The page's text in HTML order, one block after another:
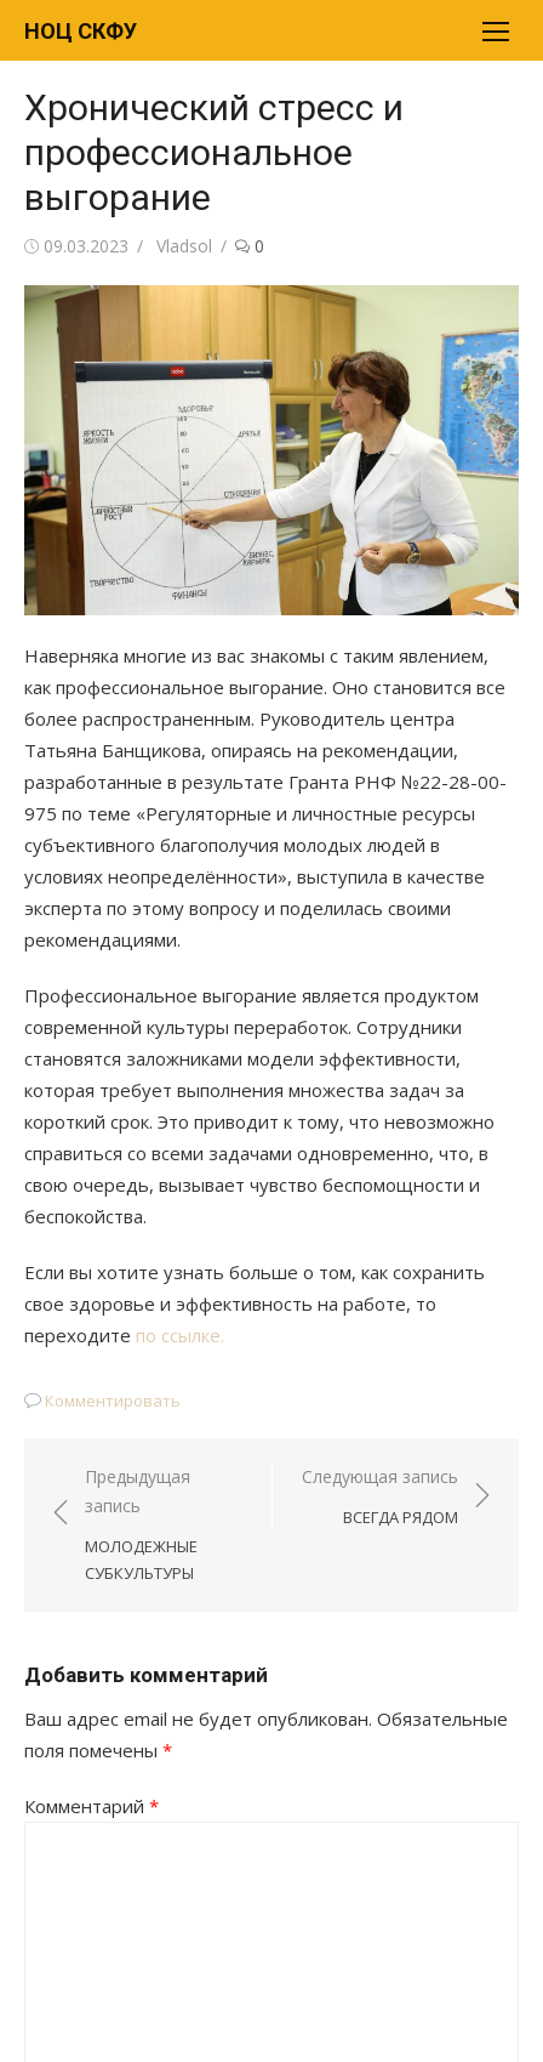
НОЦ СКФУ
Хронический стресс и
профессиональное
выгорание
Опубликовано
09.03.2023 Автор
Vladsol 0
Наверняка многие из вас знакомы с таким явлением,
как профессиональное выгорание. Оно становится все
более распространенным. Руководитель центра
Татьяна Банщикова, опираясь на рекомендации,
разработанные в результате Гранта РНФ №22-28-00-
975 по теме «Регуляторные и личностные ресурсы
субъективного благополучия молодых людей в
условиях неопределённости», выступила в качестве
эксперта по этому вопросу и поделилась своими
рекомендациями.
Профессиональное выгорание является продуктом
современной культуры переработок. Сотрудники
становятся заложниками модели эффективности,
которая требует выполнения множества задач за
короткий срок. Это приводит к тому, что невозможно
справиться со всеми задачами одновременно, что, в
свою очередь, вызывает чувство беспомощности и
беспокойства.
Если вы хотите узнать больше о том, как сохранить
свое здоровье и эффективность на работе, то
переходите по ссылке.
Комментировать
Навигация
записям
Предыдущая
запись
МОЛОДЕЖНЫЕ
СУБКУЛЬТУРЫ
Следующая запись
ВСЕГДА РЯДОМ
Добавить комментарий
Ваш адрес email не будет опубликован. Обязательные
поля помечены *
Комментарий *